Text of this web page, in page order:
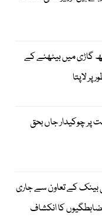
گاڑی میں بیٹھنے کے
پر چوکیدار جاں بحق
بینک کے تعاون سے جاری
کا انکشاف